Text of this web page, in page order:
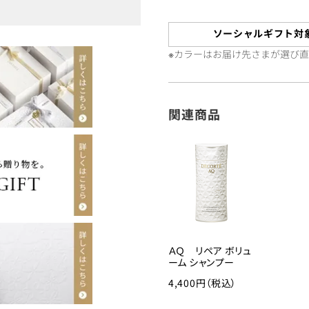
ソーシャルギフト対
※カラーはお届け先さまが選び直
関連商品
ＡＱ リペア ボリュ
ーム シャンプー
4,400円（税込）